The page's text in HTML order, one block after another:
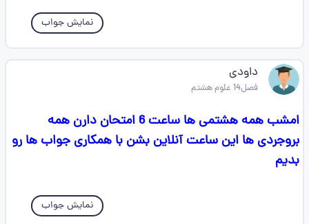
نمایش جواب
داودی
فصل14 علوم هشتم
امشب همه هشتمی ها ساعت 6 امتحان دارن همه
بروجردی ها این ساعت آنلاین بشن با همکاری جواب ها رو
بدیم
نمایش جواب